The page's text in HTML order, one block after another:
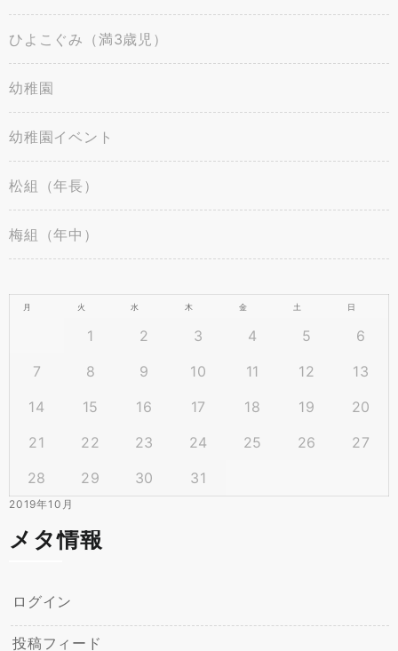
ひよこぐみ（満3歳児）
幼稚園
幼稚園イベント
松組（年長）
梅組（年中）
2019年10月
月 火 水 木 金 土 日
1 2 3 4 5
6
7
8 9 10 11 12
13
14
15 16 17 18 19
20
21
22 23 24 25 26
27
28
29 30 31
メタ情報
ログイン
投稿フィード